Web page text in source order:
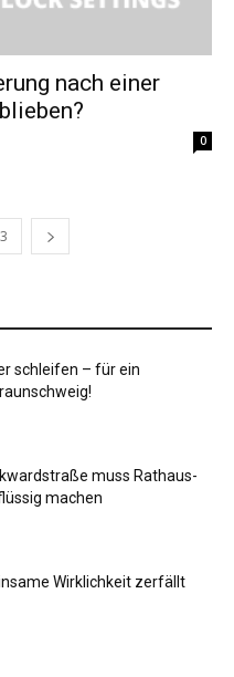
nach einer
0
3
schleifen – für ein
muss Rathaus-
machen
Wirklichkeit zerfällt